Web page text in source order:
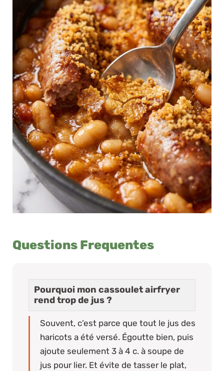
Questions Frequentes
Pourquoi mon cassoulet airfryer
rend trop de jus ?
Souvent, c’est parce que tout le jus des
haricots a été versé. Égoutte bien, puis
ajoute seulement 3 à 4 c. à soupe de
jus pour lier. Et évite de tasser le plat,